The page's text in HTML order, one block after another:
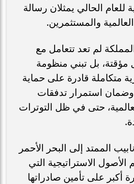
للعام الحالي يمثلان رسالة
والمستثمرين.
لم تعد تتعامل مع
مؤقتة، بل تبني منظومة
متكاملة قادرة على حماية
وضمان استمرار تدفقات
حتى في ظل التوترات
الممتد إلى البحر الأحمر
الأصول الاستراتيجية التي
أكبر على تأمين صادراتها